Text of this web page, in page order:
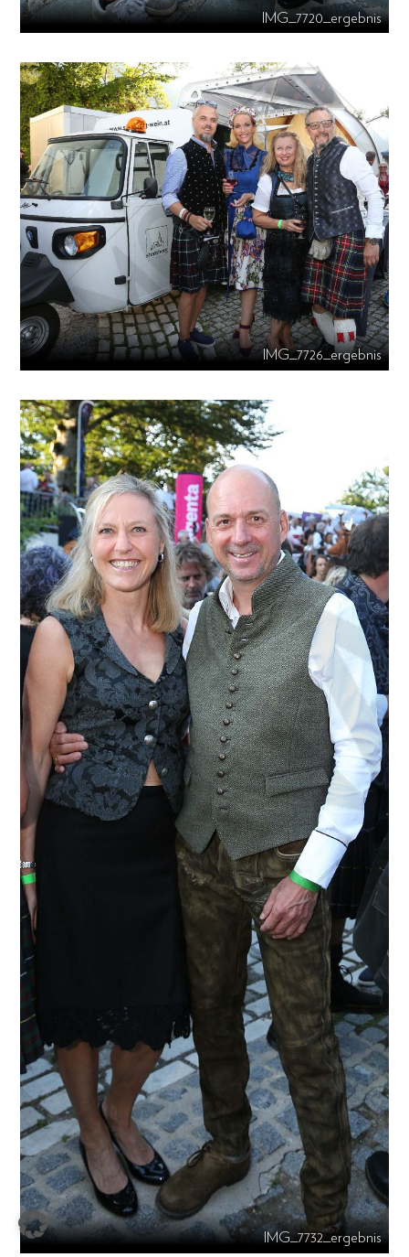
IMG_7720_ergebnis
IMG_7726_ergebnis
IMG_7732_ergebnis